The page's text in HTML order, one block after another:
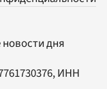
новости дня
ИНН